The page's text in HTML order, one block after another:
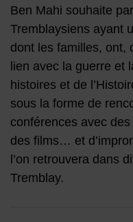
Ben Mahi souhaite
Tremblaysiens ayant
dont les familles, ont,
lien avec la guerre et
histoires et de
sous la forme de
conférences avec
des films… et
l’on retrouvera dans
Tremblay.